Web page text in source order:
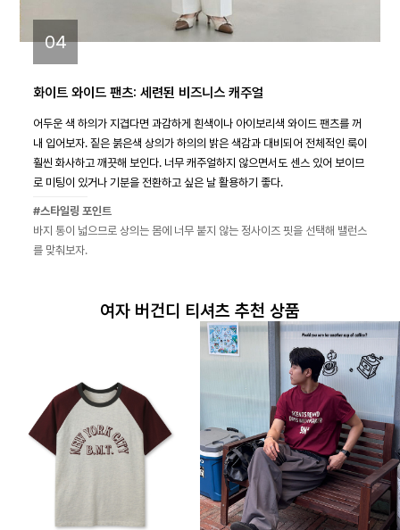
04
화이트 와이드 팬츠: 세련된 비즈니스 캐주얼
어두운 색 하의가 지겹다면 과감하게 흰색이나 아이보리색 와이드 팬츠를 꺼
내 입어보자. 짙은 붉은색 상의가 하의의 밝은 색감과 대비되어 전체적인 룩이
훨씬 화사하고 깨끗해 보인다. 너무 캐주얼하지 않으면서도 센스 있어 보이므
로 미팅이 있거나 기분을 전환하고 싶은 날 활용하기 좋다.
#스타일링 포인트
바지 통이 넓으므로 상의는 몸에 너무 붙지 않는 정사이즈 핏을 선택해 밸런스
를 맞춰보자.
여자 버건디 티셔츠 추천 상품